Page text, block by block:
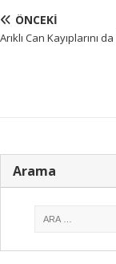
ÖNCEKI
Arıklı Can Kayıplarını
Arama